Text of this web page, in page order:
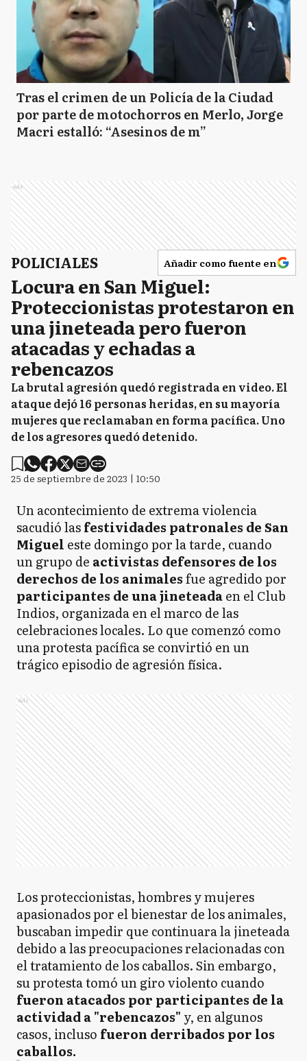
Tras el crimen de un Policía de la Ciudad
por parte de motochorros en Merlo, Jorge
Macri estalló: “Asesinos de m”
Ads
POLICIALES Añadir como fuente en
Locura en San Miguel:
Proteccionistas protestaron en
una jineteada pero fueron
atacadas y echadas a
rebencazos
La brutal agresión quedó registrada en video. El
ataque dejó 16 personas heridas, en su mayoría
mujeres que reclamaban en forma pacífica. Uno
de los agresores quedó detenido.
25 de septiembre de 2023 | 10:50
Un acontecimiento de extrema violencia
sacudió lasfestividades patronales de San
Miguel este domingo por la tarde, cuando
un grupo de activistas defensores de los
derechos de los animalesfue agredido por
participantes de una jineteadaen el Club
Indios, organizada en el marco de las
celebraciones locales. Lo que comenzó como
una protesta pacífica se convirtió en un
trágico episodio de agresión física.
Ads
Los proteccionistas, hombres y mujeres
apasionados por el bienestar de los animales,
buscaban impedir que continuara la jineteada
debido a las preocupaciones relacionadas con
el tratamiento de los caballos. Sin embargo,
su protesta tomó un giro violento cuando
fueron atacados por participantes de la
actividad a "rebencazos" y, en algunos
casos, incluso fueron derribados por los
caballos.